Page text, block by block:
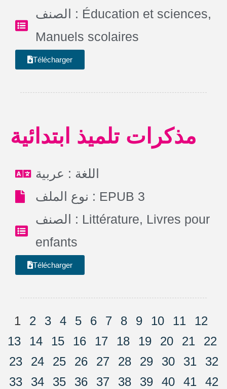
الصنف : Éducation et sciences,
Manuels scolaires
Télécharger
مذكرات تلميذ ابتدائية
اللغة : عربية
نوع الملف : EPUB 3
الصنف : Littérature, Livres pour
enfants
Télécharger
1 2 3 4 5 6 7 8 9 10 11
12
13
14 15 16 17 18 19 20 21
22
23
24 25 26 27 28 29 30 31
32
33
34 35 36 37 38 39 40 41
42